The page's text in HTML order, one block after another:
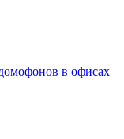
в офисах